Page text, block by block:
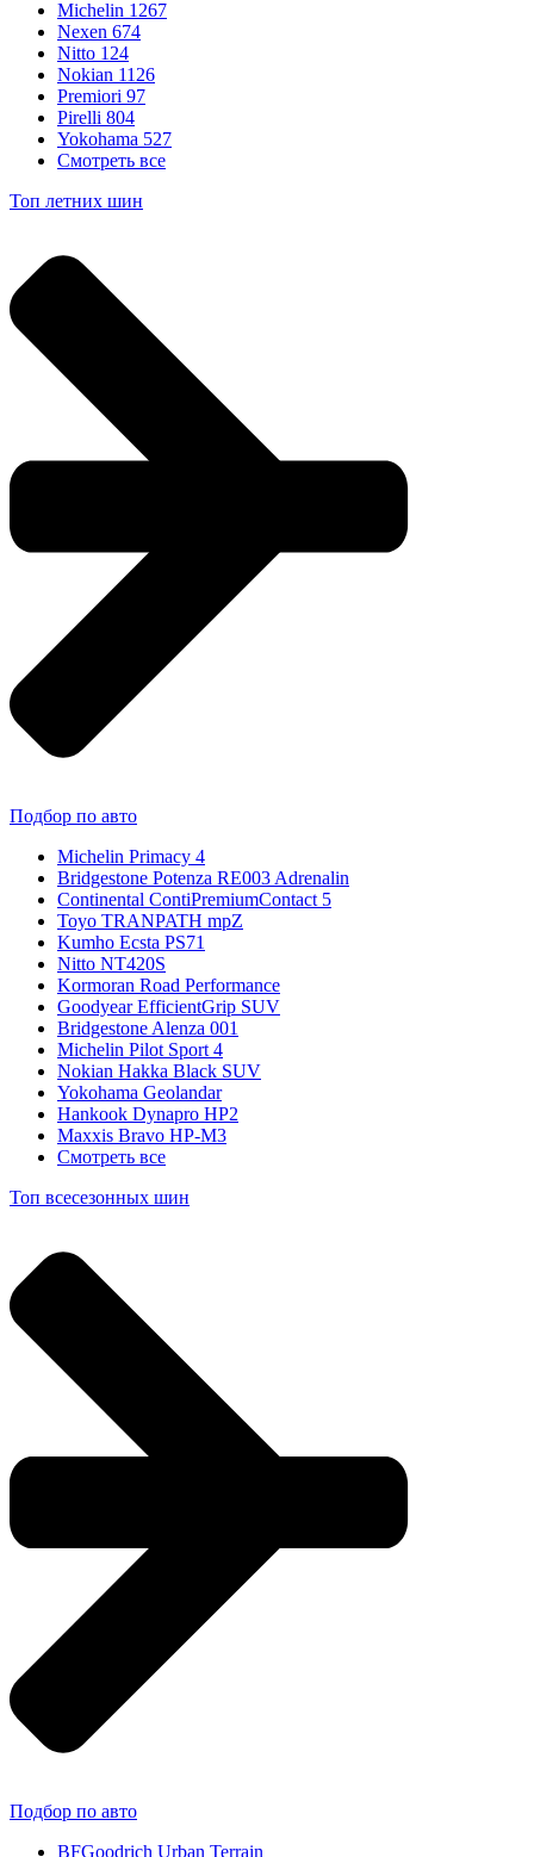
Michelin 1267
Nexen 674
Nitto 124
Nokian 1126
Premiori 97
Pirelli 804
Yokohama 527
Смотреть все
Топ летних шин
Подбор по авто
Michelin Primacy 4
Bridgestone Potenza RE003 Adrenalin
Continental ContiPremiumContact 5
Toyo TRANPATH mpZ
Kumho Ecsta PS71
Nitto NT420S
Kormoran Road Performance
Goodyear EfficientGrip SUV
Bridgestone Alenza 001
Michelin Pilot Sport 4
Nokian Hakka Black SUV
Yokohama Geolandar
Hankook Dynapro HP2
Maxxis Bravo HP-M3
Смотреть все
Топ всесезонных шин
Подбор по авто
BFGoodrich Urban Terrain